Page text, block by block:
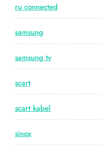
ru connected
samsung
samsung tv
scart
scart kabel
sinox